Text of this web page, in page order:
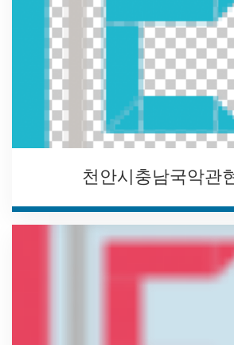
천안시충남국악관